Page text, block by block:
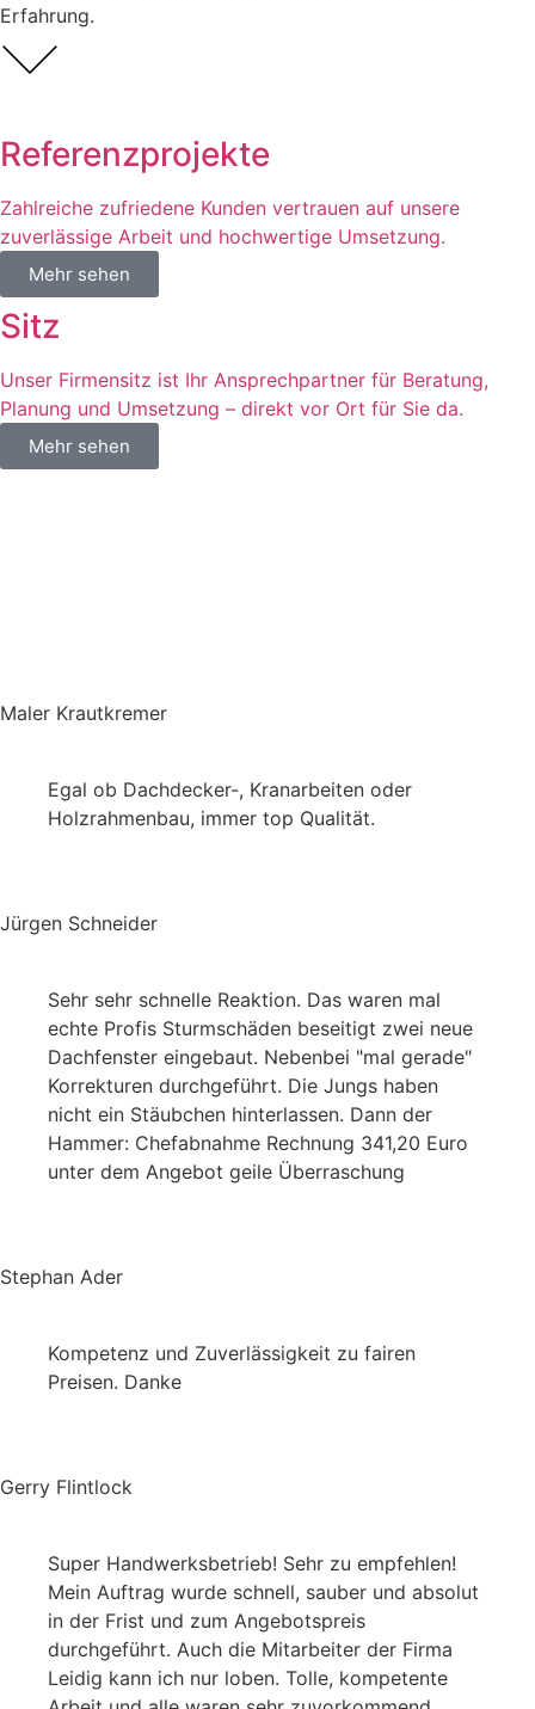
Erfahrung.
Referenzprojekte
Zahlreiche zufriedene Kunden vertrauen auf unsere
zuverlässige Arbeit und hochwertige Umsetzung.
Mehr sehen
Sitz
Unser Firmensitz ist Ihr Ansprechpartner für Beratung,
Planung und Umsetzung – direkt vor Ort für Sie da.
Mehr sehen
Maler Krautkremer
Egal ob Dachdecker-, Kranarbeiten oder
Holzrahmenbau, immer top Qualität.
Jürgen Schneider
Sehr sehr schnelle Reaktion. Das waren mal
echte Profis Sturmschäden beseitigt zwei neue
Dachfenster eingebaut. Nebenbei "mal gerade"
Korrekturen durchgeführt. Die Jungs haben
nicht ein Stäubchen hinterlassen. Dann der
Hammer: Chefabnahme Rechnung 341,20 Euro
unter dem Angebot geile Überraschung
Stephan Ader
Kompetenz und Zuverlässigkeit zu fairen
Preisen. Danke
Gerry Flintlock
Super Handwerksbetrieb! Sehr zu empfehlen!
Mein Auftrag wurde schnell, sauber und absolut
in der Frist und zum Angebotspreis
durchgeführt. Auch die Mitarbeiter der Firma
Leidig kann ich nur loben. Tolle, kompetente